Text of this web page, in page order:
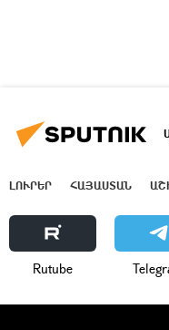
ԼՈՒՐԵՐ ՀԱՅԱՍՏԱՆ
Rutube